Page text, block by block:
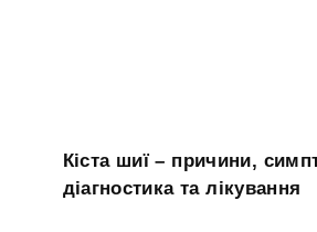
Кіста шиї – причини,
діагностика та лікування